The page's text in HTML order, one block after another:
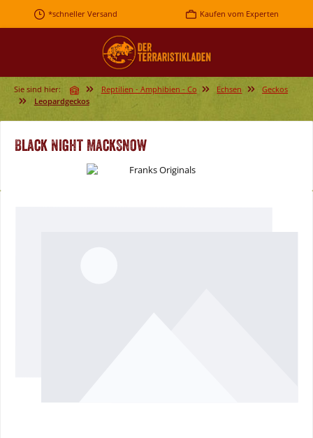
Zum Hauptinhalt springen
*schneller Versand Kaufen vom Experten
Sie sind hier: Reptilien - Amphibien - Co Echsen
Geckos
Leopardgeckos
Black Night MackSnow